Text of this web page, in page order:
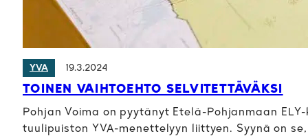
YVA 19.3.2024
TOINEN VAIHTOEHTO SELVITETTÄVÄKSI
Pohjan Voima on pyytänyt Etelä-Pohjanmaan
tuulipuiston YVA-menettelyyn liittyen. Syynä on